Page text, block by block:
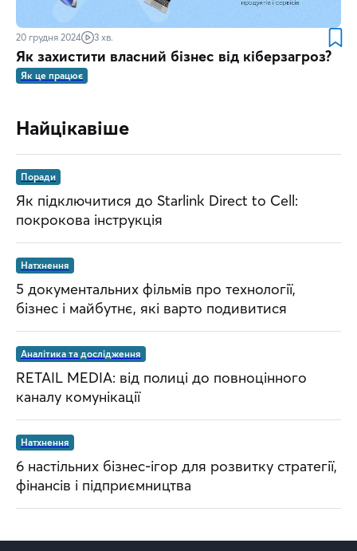
20 грудня 2024 3 хв.
Як захистити власний бізнес від кіберзагроз?
Як це працює
Найцікавіше
Поради
Як підключитися до Starlink Direct to Cell:
покрокова інструкція
Натхнення
5 документальних фільмів про технології,
бізнес і майбутнє, які варто подивитися
Аналітика та дослідження
RETAIL MEDIA: від полиці до повноцінного
каналу комунікації
Натхнення
6 настільних бізнес-ігор для розвитку стратегії,
фінансів і підприємництва